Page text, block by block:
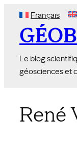
content
Français
Le blog
géosciences et
René